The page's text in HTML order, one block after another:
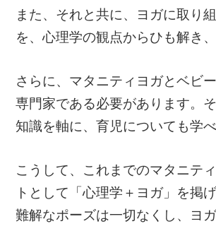
また、それと共に、ヨガに取り
を、心理学の観点からひも解き
さらに、マタニティヨガとベビ
専門家である必要があります。
知識を軸に、育児についても学
こうして、これまでのマタニテ
トとして「心理学＋ヨガ」を掲
難解なポーズは一切なくし、ヨ